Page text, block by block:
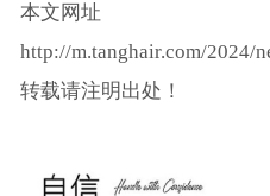
本文网址
http://m.tanghair.com/2024/
转载请注明出处！